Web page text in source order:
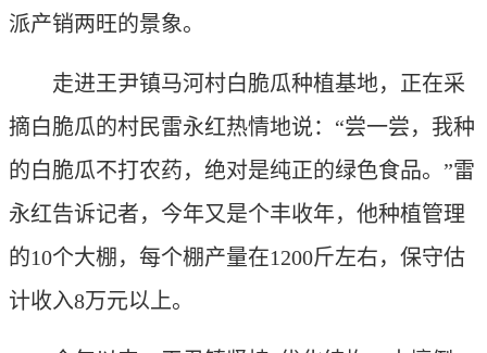
派产销两旺的景象。
走进王尹镇马河村白脆瓜种植基地，正在采
摘白脆瓜的村民雷永红热情地说：“尝一尝，我种
的白脆瓜不打农药，绝对是纯正的绿色食品。”雷
永红告诉记者，今年又是个丰收年，他种植管理
的10个大棚，每个棚产量在1200斤左右，保守估
计收入8万元以上。